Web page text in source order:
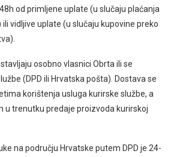
od primljene uplate (u slučaju plaćanja
vidljive uplate (u slučaju kupovine preko
osobno vlasnici Obrta ili se
(DPD ili Hrvatska pošta). Dostava se
korištenja usluga kurirske službe, a
u trenutku predaje proizvoda kurirskoj
na području Hrvatske putem DPD je 24-